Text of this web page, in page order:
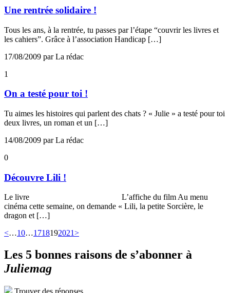
Une rentrée solidaire !
Tous les ans, à la rentrée, tu passes par l’étape “couvrir les livres et
les cahiers”. Grâce à l’association Handicap […]
17/08/2009 par La rédac
1
On a testé pour toi !
Tu aimes les histoires qui parlent des chats ? « Julie » a testé pour toi
deux livres, un roman et un […]
14/08/2009 par La rédac
0
Découvre Lili !
Le livre L’affiche du film Au menu
cinéma cette semaine, on demande « Lili, la petite Sorcière, le
dragon et […]
<…10…1718192021>
Les 5 bonnes raisons de s’abonner à
Juliemag